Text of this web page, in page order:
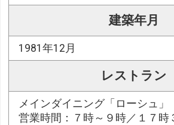
建築年月
1981年12月
レストラン
メインダイニング「ローシュ」
営業時間：７時～９時／１７時